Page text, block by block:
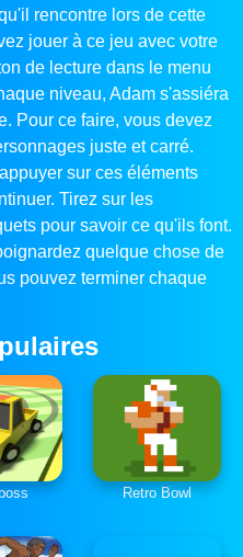
rencontre lors de cette
jouer à ce jeu avec votre
de lecture dans le menu
niveau, Adam s'assiéra
Pour ce faire, vous devez
juste et carré.
sur ces éléments
Tirez sur les
pour savoir ce qu'ils font.
quelque chose de
pouvez terminer chaque
Retro Bowl